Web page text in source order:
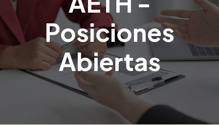
Posiciones
Abiertas